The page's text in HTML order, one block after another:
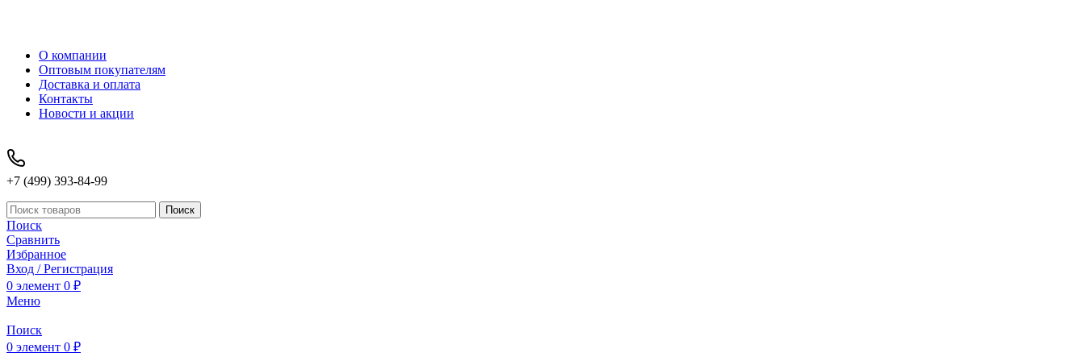
О компании
Оптовым покупателям
Доставка и оплата
Контакты
Новости и акции
+7 (499) 393-84-99
Поиск
Поиск
Сравнить
Избранное
Вход / Регистрация
0 элемент 0 ₽
Меню
Поиск
0 элемент 0 ₽